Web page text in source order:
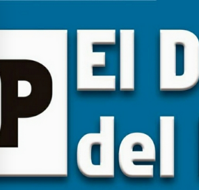
content
EL DIARIO DEL
PUEBLO